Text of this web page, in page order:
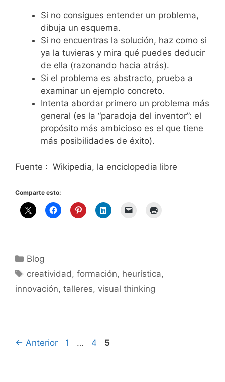
Si no consigues entender un problema,
dibuja un esquema.
Si no encuentras la solución, haz como si
ya la tuvieras y mira qué puedes deducir
de ella (razonando hacia atrás).
Si el problema es abstracto, prueba a
examinar un ejemplo concreto.
Intenta abordar primero un problema más
general (es la “paradoja del inventor”: el
propósito más ambicioso es el que tiene
más posibilidades de éxito).
Fuente : Wikipedia, la enciclopedia libre
Comparte esto:
Categorías
Blog
Etiquetas
creatividad,formación, heurística,
innovación, talleres, visual thinking
← Anterior Página
1 … Página
4 Página
5